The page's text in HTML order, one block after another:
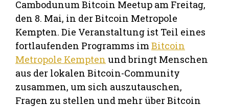
Cambodunum Bitcoin Meetup am Freitag,
den 8. Mai, in der Bitcoin Metropole
Kempten. Die Veranstaltung ist Teil eines
fortlaufenden Programms im Bitcoin
Metropole Kempten und bringt Menschen
aus der lokalen Bitcoin-Community
zusammen, um sich auszutauschen,
Fragen zu stellen und mehr über Bitcoin